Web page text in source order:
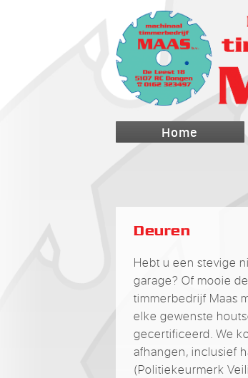
Home
Deuren
Hebt u een stevige
garage? Of mooie
timmerbedrijf Maas
elke gewenste
gecertificeerd. We
afhangen, inclusief
(Politiekeurmerk